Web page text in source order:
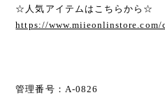
☆人気アイテムはこちらから☆
https://www.miieonlinstore.com/
管理番号：A-0826